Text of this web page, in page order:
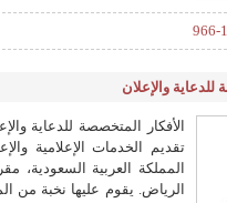
والنشرات ، والكتب ، والتقارير
والخاصة. الطباعة
اللوحات ومن واقع خبراتنا
تصنيع وتنفيذ جميع اللوحات
والخارجية و تصنيع لوحات
تنفيذ الجدار الإعلاني حول
احترافية. تنفيذ الدروع
966-
للدعاية والإعلان
الأفكار المتخصصة للدعاية
تقديم الخدمات الإعلامية
المملكة العربية السعودية،
الرياض. يقوم عليها نخبة من